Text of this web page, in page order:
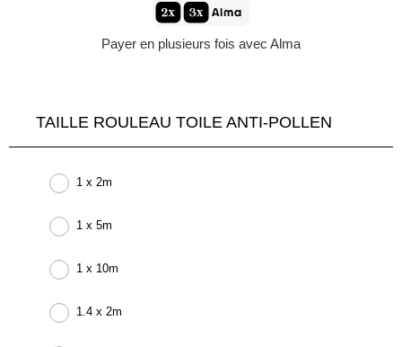
Payer en plusieurs fois avec Alma
TAILLE ROULEAU TOILE ANTI-POLLEN
1 x 2m
1 x 5m
1 x 10m
1.4 x 2m